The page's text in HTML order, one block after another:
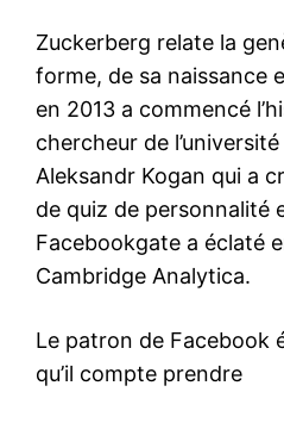
Zuckerberg relate la
forme, de sa naissance
en 2013 a commencé
chercheur de
Aleksandr Kogan qui a
de quiz de personnalité
Facebookgate a éclaté
Cambridge Analytica.
Le patron de Facebook
qu’il compte prendre